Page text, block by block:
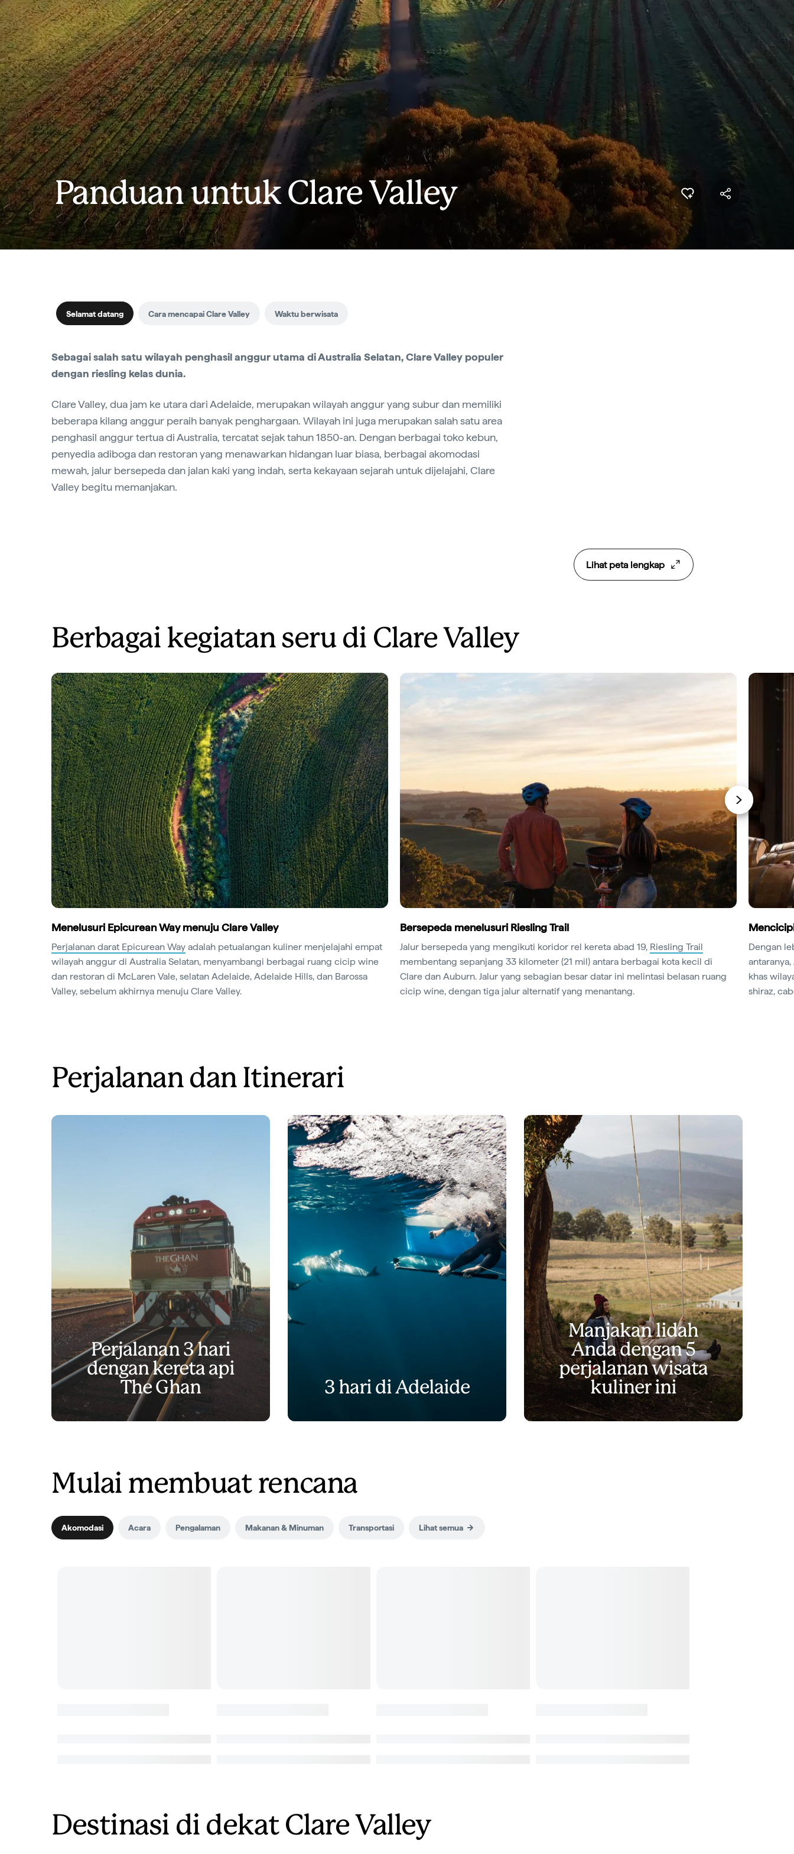
Panduan untuk Clare Valley
Selamat datang Cara mencapai Clare Valley Waktu berwisata
Sebagai salah satu wilayah penghasil anggur utama di Australia Selatan, Clare Valley populer
dengan riesling kelas dunia.
Clare Valley, dua jam ke utara dari Adelaide, merupakan wilayah anggur yang subur dan memiliki
beberapa kilang anggur peraih banyak penghargaan. Wilayah ini juga merupakan salah satu area
penghasil anggur tertua di Australia, tercatat sejak tahun 1850-an. Dengan berbagai toko kebun,
penyedia adiboga dan restoran yang menawarkan hidangan luar biasa, berbagai akomodasi
mewah, jalur bersepeda dan jalan kaki yang indah, serta kekayaan sejarah untuk dijelajahi, Clare
Valley begitu memanjakan.
Lihat peta lengkap
Berbagai kegiatan seru di Clare Valley
Menelusuri Epicurean Way menuju Clare Valley
Perjalanan darat Epicurean Way adalah petualangan kuliner menjelajahi empat
wilayah anggur di Australia Selatan, menyambangi berbagai ruang cicip wine
dan restoran di McLaren Vale, selatan Adelaide, Adelaide Hills, dan Barossa
Valley, sebelum akhirnya menuju Clare Valley.
Bersepeda menelusuri Riesling Trail
Jalur bersepeda yang mengikuti koridor rel kereta abad 19, Riesling Trail
membentang sepanjang 33 kilometer (21 mil) antara berbagai kota kecil di
Clare dan Auburn. Jalur yang sebagian besar datar ini melintasi belasan ruang
cicip wine, dengan tiga jalur alternatif yang menantang.
Dengan
khas
shiraz,
Perjalanan dan Itinerari
Perjalanan 3 hari
dengan kereta api
The Ghan
3 hari di Adelaide
Manjakan lidah
Anda dengan 5
perjalanan wisata
kuliner ini
Mulai membuat rencana
Akomodasi Acara Pengalaman Makanan & Minuman Transportasi Lihat semua
Destinasi di dekat Clare Valley